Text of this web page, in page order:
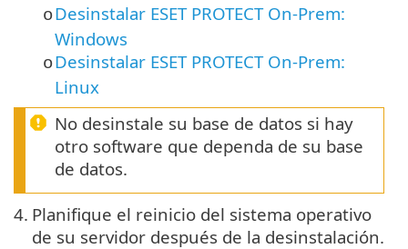
oDesinstalar ESET PROTECT On-Prem:
Windows
oDesinstalar ESET PROTECT On-Prem:
Linux
No desinstale su base de datos si hay
otro software que dependa de su base
de datos.
4. Planifique el reinicio del sistema operativo
de su servidor después de la desinstalación.